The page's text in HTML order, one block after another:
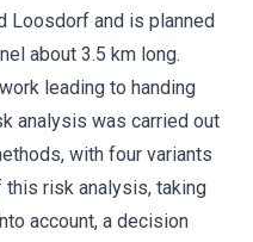
Loosdorf and is planned
about 3.5 km long.
leading to handing
analysis was carried out
with four variants
risk analysis, taking
account, a decision